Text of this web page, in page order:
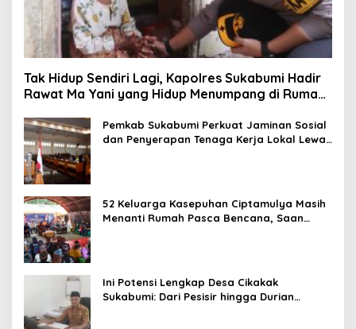
Tak Hidup Sendiri Lagi, Kapolres Sukabumi Hadir
Rawat Ma Yani yang Hidup Menumpang di Rumah
Pemkab Sukabumi Perkuat Jaminan Sosial
dan Penyerapan Tenaga Kerja Lokal Lewat
52 Keluarga Kasepuhan Ciptamulya Masih
Menanti Rumah Pasca Bencana, Saan
Ini Potensi Lengkap Desa Cikakak
Sukabumi: Dari Pesisir hingga Durian